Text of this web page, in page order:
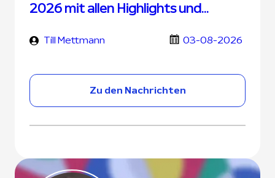
2026 mit allen Highlights und
Till Mettmann 03-08-2026
Zu den Nachrichten